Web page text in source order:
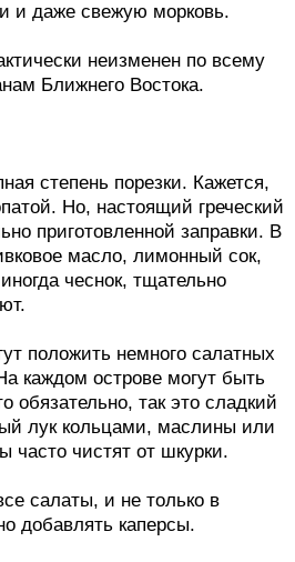
и даже свежую морковь.
неизменен по всему
Ближнего Востока.
степень порезки. Кажется,
Но, настоящий греческий
приготовленной заправки. В
масло, лимонный сок,
чеснок, тщательно
положить немного салатных
каждом острове могут быть
обязательно, так это сладкий
лук кольцами, маслины или
часто чистят от шкурки.
салаты, и не только в
добавлять каперсы.